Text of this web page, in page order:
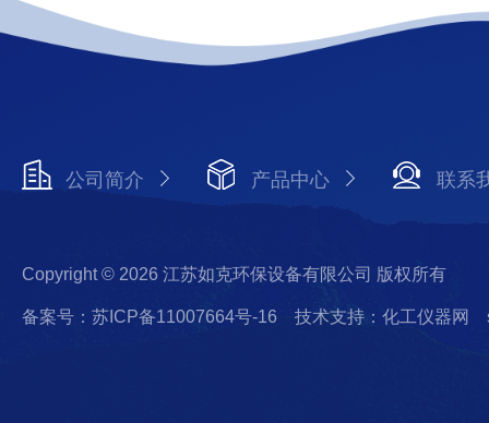
公司简介 产品中心 联系
Copyright © 2026 江苏如克环保设备有限公司 版权所有
备案号：苏ICP备11007664号-16 技术支持：化工仪器网